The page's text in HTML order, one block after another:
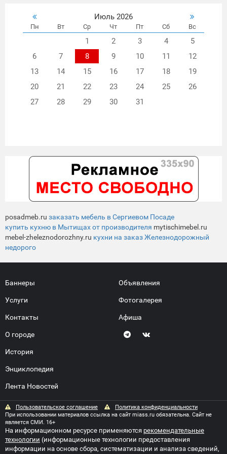
Июль 2026
Пн Вт Ср Чт Пт Сб Вс
1 2 3 4
5
6
7 8 9 10 11
12
13
14 15 16 17 18
19
20
21 22 23 24 25
26
27
28 29 30 31
posadmeb.ru заказать мебель в Сергиевом Посаде
купить кухню в Мытищах от производителя mytischimebel.ru
mebel-zheleznodorozhny.ru кухни на заказ Железнодорожный
недорого
Баннеры
Услуги
Контакты
О городе
История
Энциклопедия
Лента Новостей
Объявления
Фотогалерея
Афиша
Пользовательское соглашение
Политика конфиденциальности
При использовании материалов ссылка на сайт miass.ru обязательна. Сайт не
является СМИ. 16+
На информационном ресурсе применяются рекомендательные
технологии (информационные технологии предоставления
информации на основе сбора, систематизации и анализа сведений,